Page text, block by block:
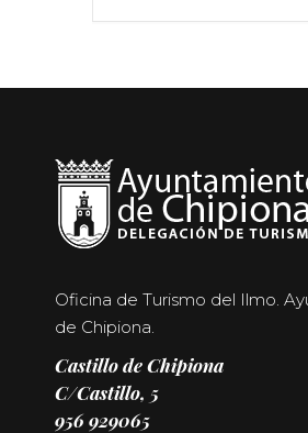
Oficina de Turismo del Ilmo.
de Chipiona.
Castillo de Chipiona
C/Castillo, 5
956 929065